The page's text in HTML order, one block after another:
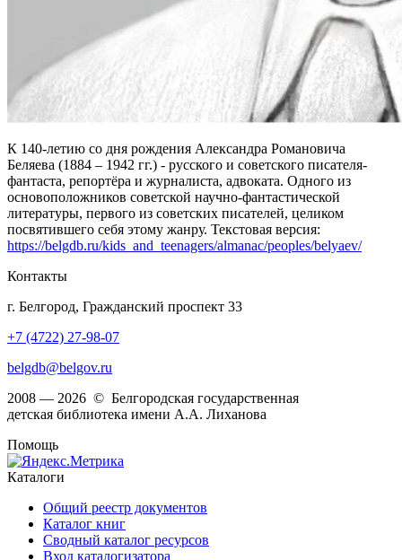
К 140-летию со дня рождения Александра Романовича
Беляева (1884 – 1942 гг.) - русского и советского писателя-
фантаста, репортёра и журналиста, адвоката. Одного из
основоположников советской научно-фантастической
литературы, первого из советских писателей, целиком
посвятившего себя этому жанру. Текстовая версия:
https://belgdb.ru/kids_and_teenagers/almanac/peoples/belyaev/
Контакты
г. Белгород, Гражданский проспект 33
+7 (4722) 27-98-07
belgdb@belgov.ru
2008 — 2026 © Белгородская государственная
детская библиотека имени А.А. Лиханова
Помощь
Каталоги
Общий реестр документов
Каталог книг
Сводный каталог ресурсов
Вход каталогизатора